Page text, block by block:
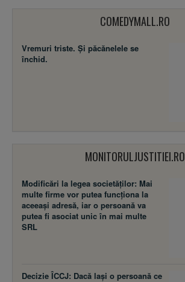
COMEDYMALL.RO
Vremuri triste. Şi păcănelele se
închid.
MONITORULJUSTITIEI.RO
Modificări la legea societăţilor: Mai
multe firme vor putea funcţiona la
aceeaşi adresă, iar o persoană va
putea fi asociat unic în mai multe
SRL
Decizie ÎCCJ: Dacă laşi o persoană ce